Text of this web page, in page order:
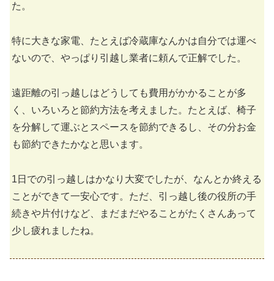
た。
特に大きな家電、たとえば冷蔵庫なんかは自分では運べ
ないので、やっぱり引越し業者に頼んで正解でした。
遠距離の引っ越しはどうしても費用がかかることが多
く、いろいろと節約方法を考えました。たとえば、椅子
を分解して運ぶとスペースを節約できるし、その分お金
も節約できたかなと思います。
1日での引っ越しはかなり大変でしたが、なんとか終える
ことができて一安心です。ただ、引っ越し後の役所の手
続きや片付けなど、まだまだやることがたくさんあって
少し疲れましたね。